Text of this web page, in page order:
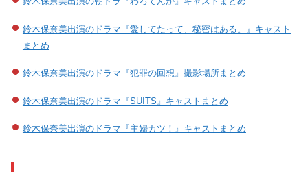
鈴木保奈美出演のドラマ『愛してたって、秘密はある。』キャスト
まとめ
鈴木保奈美出演のドラマ『犯罪の回想』撮影場所まとめ
鈴木保奈美出演のドラマ『SUITS』キャストまとめ
鈴木保奈美出演のドラマ『主婦カツ！』キャストまとめ